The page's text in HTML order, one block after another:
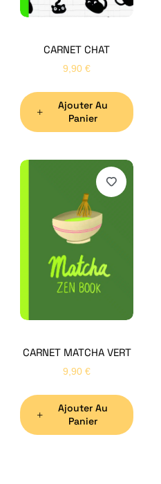
CARNET CHAT
9,90 €
Ajouter Au
Panier
CARNET MATCHA VERT
9,90 €
Ajouter Au
Panier